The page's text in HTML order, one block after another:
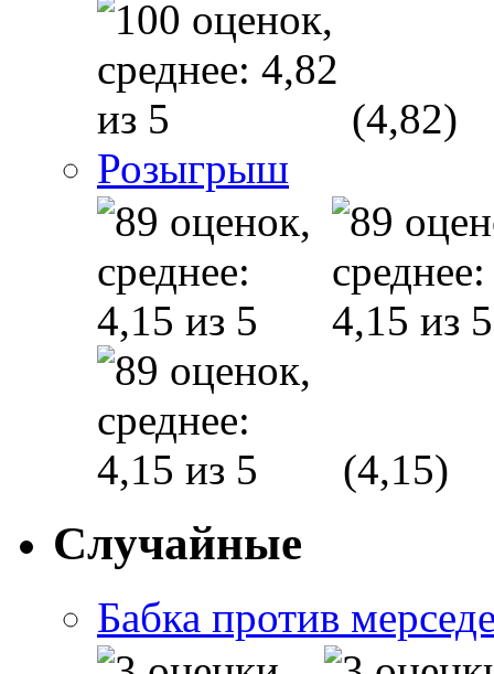
(4,82)
Розыгрыш
(4,15)
Случайные
Бабка против